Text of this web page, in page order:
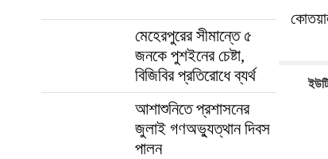
মেহেরপুরের সীমান্তে ৫
জনকে পুশইনের চেষ্টা,
বিজিবির প্রতিরোধে ব্যর্থ
আশাশুনিতে প্রশাসনের
জুলাই গণঅভ্যুত্থান দিবস
পালন